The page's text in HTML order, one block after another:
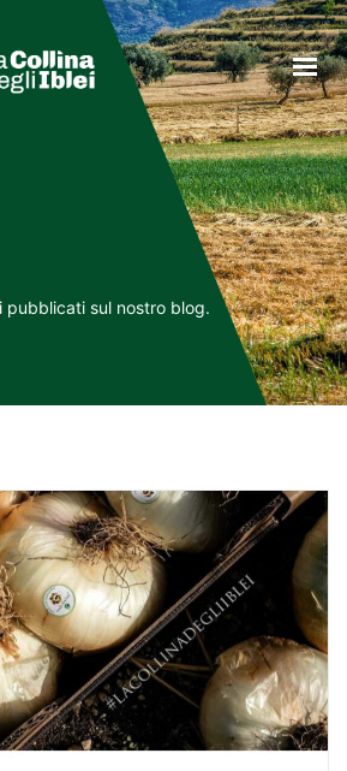
HOME
AZIENDA
ATTIVITÀ
PRODOTTI
RICETTE
BLOG
CONTATTI
pubblicati sul nostro blog.